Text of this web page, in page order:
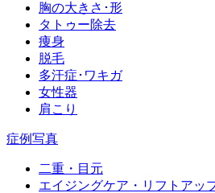
胸の大きさ･形
タトゥー除去
痩身
脱毛
多汗症･ワキガ
女性器
肩こり
症例写真
二重・目元
エイジングケア・リフトアッ